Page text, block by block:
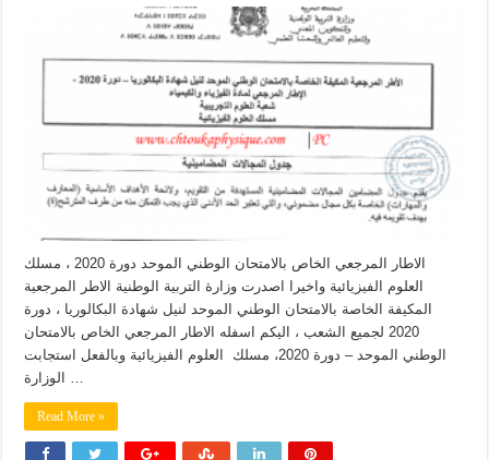
الاطار المرجعي الخاص بالامتحان الوطني الموحد دورة 2020 ، مسلك
العلوم الفيزيائية واخيرا اصدرت وزارة التربية الوطنية الاطر المرجعية
المكيفة الخاصة بالامتحان الوطني الموحد لنيل شهادة البكالوريا ، دورة
2020 لجميع الشعب ، اليكم اسفله الاطار المرجعي الخاص بالامتحان
الوطني الموحد – دورة 2020، مسلك العلوم الفيزيائية وبالفعل استجابت
Read More »